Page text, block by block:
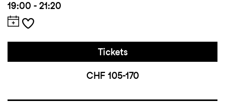
19:00 - 21:20
Tickets
CHF 105-170